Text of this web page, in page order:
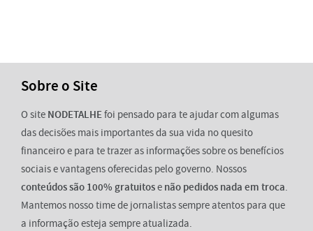
Sobre o Site
O site NODETALHEfoi pensado para te ajudar com algumas
das decisões mais importantes da sua vida no quesito
financeiro e para te trazer as informações sobre os benefícios
sociais e vantagens oferecidas pelo governo. Nossos
conteúdos são 100% gratuitose não pedidos nada em troca.
Mantemos nosso time de jornalistas sempre atentos para que
a informação esteja sempre atualizada.